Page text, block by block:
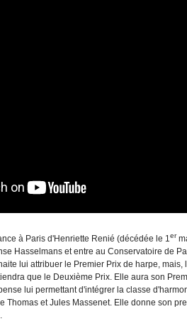
à Paris d'Henriette Renié (décédée le 1 er
Hasselmans et entre au Conservatoire de
lui attribuer le Premier Prix de harpe,
que le Deuxième Prix. Elle aura son
lui permettant d'intégrer la classe
Thomas et Jules Massenet. Elle donne son